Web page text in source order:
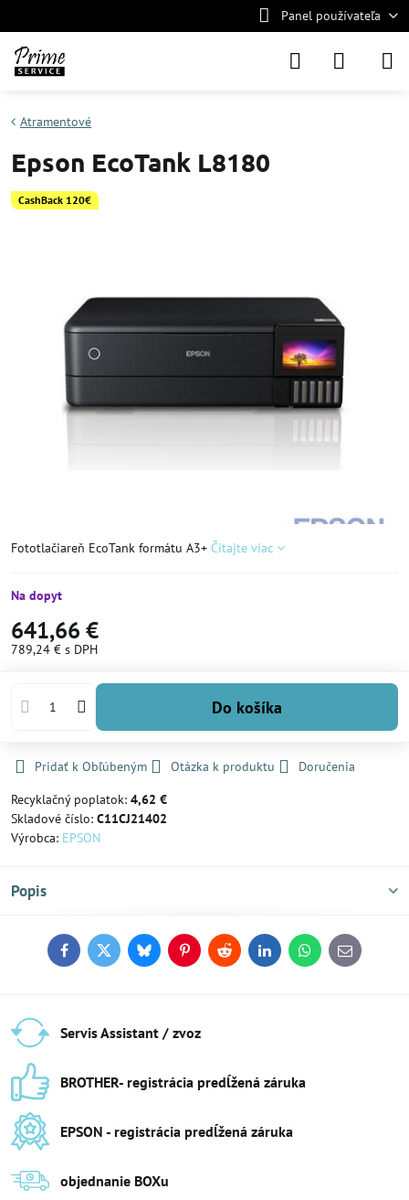
Panel používateľa
CashBack 120€
Atramentové
Epson EcoTank L8180
Fototlačiareň EcoTank formátu A3+ Čítajte viac
Na dopyt
641,66 €
789,24 € s DPH
Do košíka
Pridať k Obľúbeným Otázka k produktu
Doručenia
Recyklačný poplatok: 4,62 €
Skladové číslo: C11CJ21402
Výrobca: EPSON
Popis
FacebookTwitterBlueskyPinterestReddit LinkedInWhatsApp
E-
mail
Servis Assistant / zvoz
BROTHER- registrácia predĺžená záruka
EPSON - registrácia predĺžená záruka
objednanie BOXu